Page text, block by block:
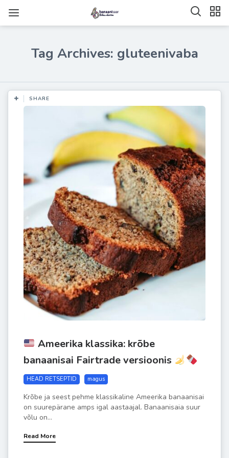
Tag Archives: gluteenivaba
SHARE
Ameerika klassika: krõbe
banaanisai Fairtrade versioonis
HEAD RETSEPTID magus
Krõbe ja seest pehme klassikaline Ameerika banaanisai
on suurepärane amps igal aastaajal. Banaanisaia suur
võlu on...
Read More